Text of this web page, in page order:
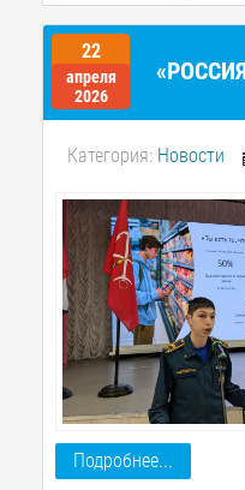
22
апреля
2026
Категория: Новости
Подробнее...